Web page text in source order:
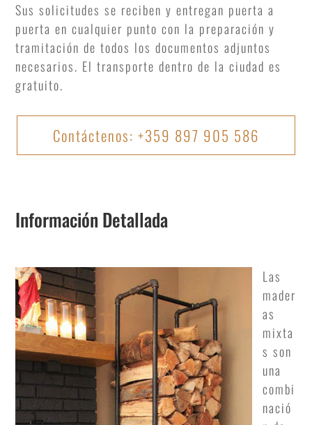
Sus solicitudes se reciben y entregan puerta a
puerta en cualquier punto con la preparación y
tramitación de todos los documentos adjuntos
necesarios. El transporte dentro de la ciudad es
gratuito.
Contáctenos: +359 897 905 586
Información Detallada
Las
mader
as
mixta
s son
una
combi
nació